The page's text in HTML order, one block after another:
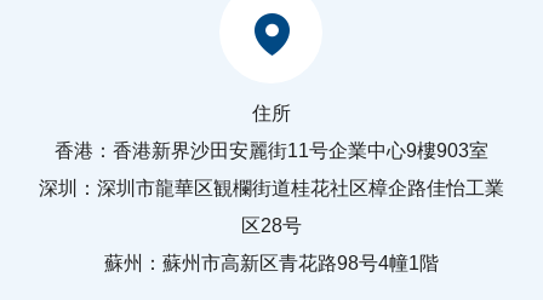
住所
香港：香港新界沙田安麗街11号企業中心9樓903室
深圳：深圳市龍華区観欄街道桂花社区樟企路佳怡工業
区28号
蘇州：蘇州市高新区青花路98号4幢1階